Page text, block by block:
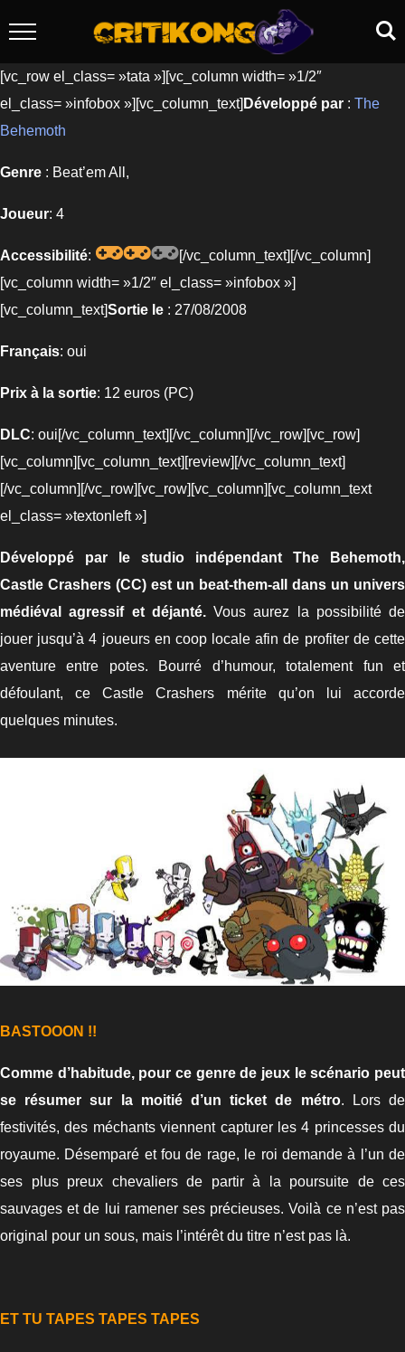
[vc_row el_class= »tata »][vc_column width= »1/2″
el_class= »infobox »][vc_column_text] Développé par : The
Behemoth
Genre : Beat’em All,
Joueur: 4
Accessibilité:
[/vc_column_text][/vc_column]
[vc_column width= »1/2″ el_class= »infobox »]
[vc_column_text]Sortie le : 27/08/2008
Français: oui
Prix à la sortie: 12 euros (PC)
DLC: oui[/vc_column_text][/vc_column][/vc_row][vc_row]
[vc_column][vc_column_text][review][/vc_column_text]
[/vc_column][/vc_row][vc_row][vc_column][vc_column_text
el_class= »textonleft »]
Développé par le studio indépendant The Behemoth,
Castle Crashers (CC) est un beat-them-all dans un univers
médiéval agressif et déjanté.Vous aurez la possibilité de
jouer jusqu’à 4 joueurs en coop locale afin de profiter de cette
aventure entre potes. Bourré d’humour, totalement fun et
défoulant, ce Castle Crashers mérite qu’on lui accorde
quelques minutes.
BASTOOON !!
Comme d’habitude, pour ce genre de jeux le scénario peut
se résumer sur la moitié d’un ticket de métro. Lors de
festivités, des méchants viennent capturer les 4 princesses du
royaume. Désemparé et fou de rage, le roi demande à l’un de
ses plus preux chevaliers de partir à la poursuite de ces
sauvages et de lui ramener ses précieuses. Voilà ce n’est pas
original pour un sous, mais l’intérêt du titre n’est pas là.
ET TU TAPES TAPES TAPES